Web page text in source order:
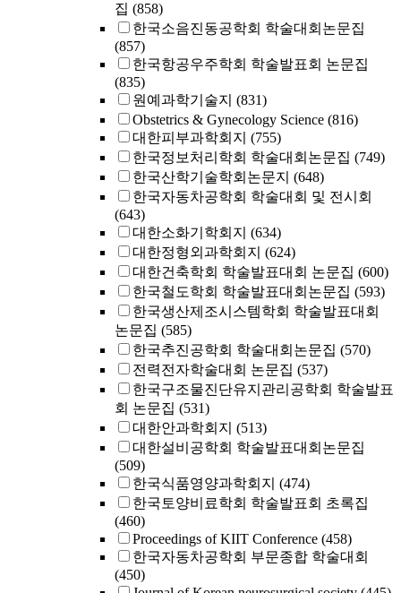
집 (858)
한국소음진동공학회 학술대회논문집
(857)
한국항공우주학회 학술발표회 논문집
(835)
원예과학기술지 (831)
Obstetrics & Gynecology Science (816)
대한피부과학회지 (755)
한국정보처리학회 학술대회논문집 (749)
한국산학기술학회논문지 (648)
한국자동차공학회 학술대회 및 전시회
(643)
대한소화기학회지 (634)
대한정형외과학회지 (624)
대한건축학회 학술발표대회 논문집 (600)
한국철도학회 학술발표대회논문집 (593)
한국생산제조시스템학회 학술발표대회
논문집 (585)
한국추진공학회 학술대회논문집 (570)
전력전자학술대회 논문집 (537)
한국구조물진단유지관리공학회 학술발표
회 논문집 (531)
대한안과학회지 (513)
대한설비공학회 학술발표대회논문집
(509)
한국식품영양과학회지 (474)
한국토양비료학회 학술발표회 초록집
(460)
Proceedings of KIIT Conference (458)
한국자동차공학회 부문종합 학술대회
(450)